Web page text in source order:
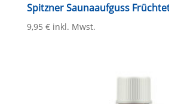
Spitzner Saunaaufguss
9,95 € inkl. Mwst.